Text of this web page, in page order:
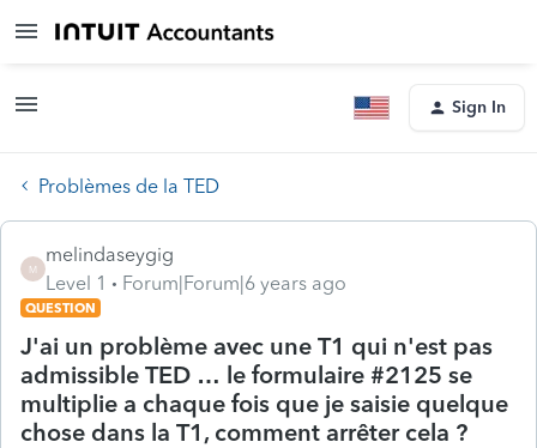
Sign In
Problèmes de la TED
M
melindaseygig
Level 1
Forum|Forum|6 years ago
QUESTION
J'ai un problème avec une T1 qui n'est pas
admissible TED … le formulaire #2125 se
multiplie a chaque fois que je saisie quelque
chose dans la T1, comment arrêter cela ?